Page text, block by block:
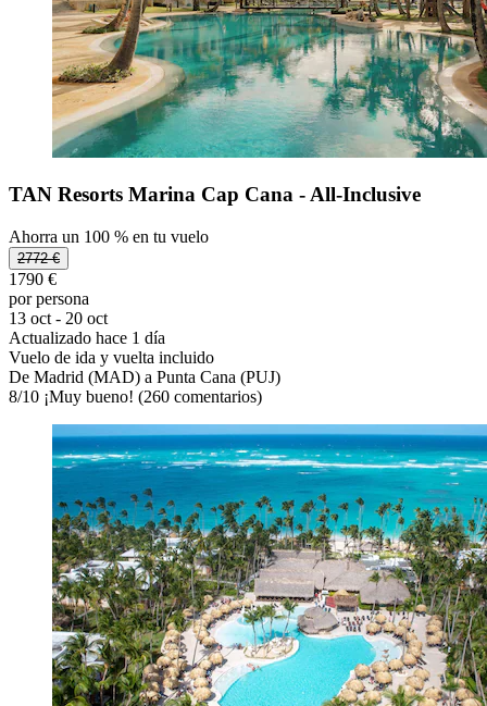
TAN Resorts Marina Cap Cana - All-Inclusive
Ahorra un 100 % en tu vuelo
2772 €
1790 €
por persona
13 oct - 20 oct
Actualizado hace 1 día
Vuelo de ida y vuelta incluido
De Madrid (MAD) a Punta Cana (PUJ)
8/10 ¡Muy bueno! (260 comentarios)